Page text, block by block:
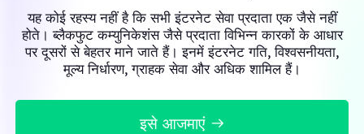
यह कोई रहस्य नहीं है कि सभी इंटरनेट सेवा प्रदाता एक जैसे नहीं
होते। ब्लैकफुट कम्युनिकेशंस जैसे प्रदाता विभिन्न कारकों के आधार
पर दूसरों से बेहतर माने जाते हैं। इनमें इंटरनेट गति, विश्वसनीयता,
मूल्य निर्धारण, ग्राहक सेवा और अधिक शामिल हैं।
इसे आजमाएं